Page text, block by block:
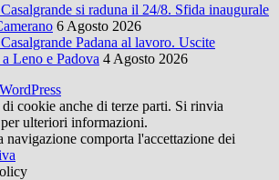
si raduna il 24/8. Sfida inaugurale
6 Agosto 2026
Padana al lavoro. Uscite
Leno e Padova 4 Agosto 2026
cookie anche di terze parti. Si rinvia
ulteriori informazioni.
navigazione comporta l'accettazione dei